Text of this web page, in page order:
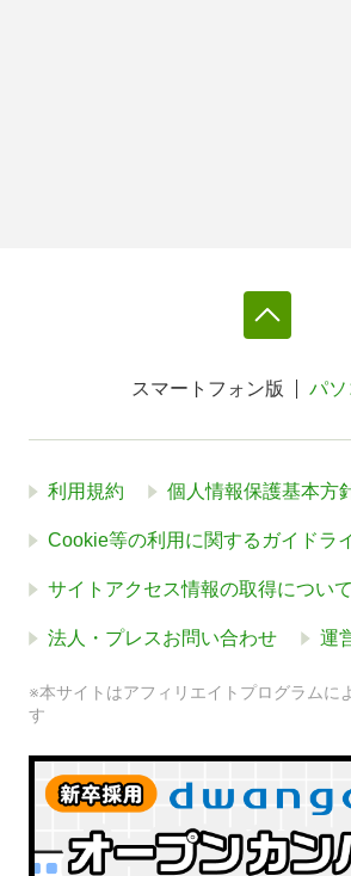
スマートフォン版 パソ
利用規約 個人情報保護基本方
Cookie等の利用に関するガイドラ
サイトアクセス情報の取得について
法人・プレスお問い合わせ 運
※本サイトはアフィリエイトプログラムに
す